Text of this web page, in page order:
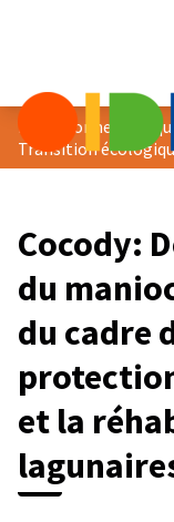
Prix « Bonne
Transition
Cocody:
du
du cadre
et la